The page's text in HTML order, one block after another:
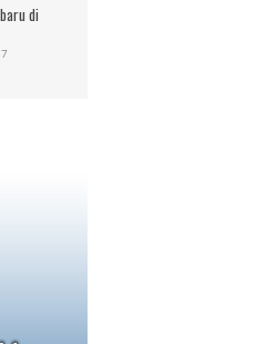
di